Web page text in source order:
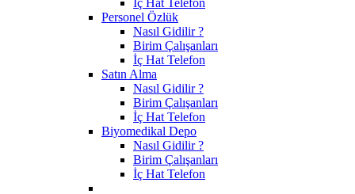
Personel Özlük
Nasıl Gidilir ?
Birim Çalışanları
İç Hat Telefon
Satın Alma
Nasıl Gidilir ?
Birim Çalışanları
İç Hat Telefon
Biyomedikal Depo
Nasıl Gidilir ?
Birim Çalışanları
İç Hat Telefon